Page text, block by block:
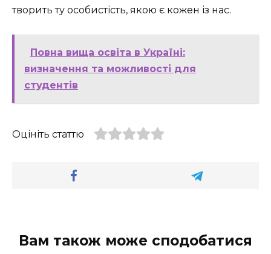
творить ту особистість, якою є кожен із нас.
Повна вища освіта в Україні:
визначення та можливості для
студентів
Оцініть статтю
Вам також може сподобатися